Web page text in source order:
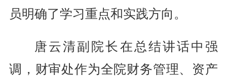
员明确了学习重点和实践方向。
唐云清副院长在总结讲话中强
调，财审处作为全院财务管理、资产